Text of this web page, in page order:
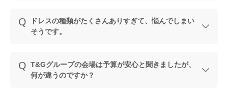
ドレスの種類がたくさんありすぎて、悩んでしまい
そうです。
T&Gグループの会場は予算が安心と聞きましたが、
何が違うのですか？